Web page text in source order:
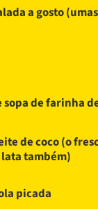
a gosto
sopa de farinha
de coco (o
também)
picada